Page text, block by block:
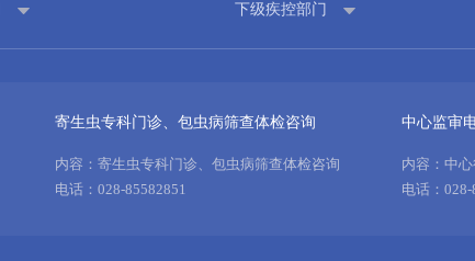
下级疾控部门
寄生虫专科门诊、包虫病筛查体检咨询
内容：寄生虫专科门诊、包虫病筛查体检咨询
电话：028-85582851
中心监审
内容：中
电话：028-